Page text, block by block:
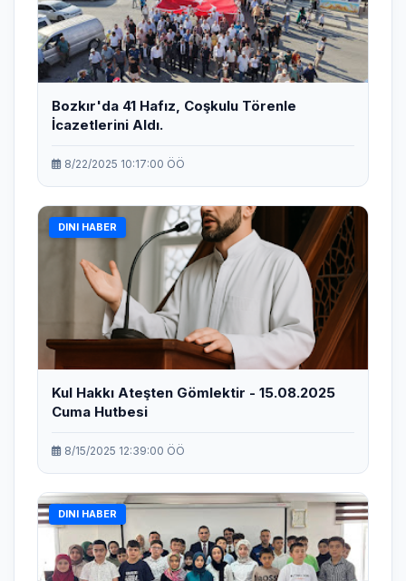
Bozkır'da 41 Hafız, Coşkulu Törenle
İcazetlerini Aldı.
8/22/2025 10:17:00 ÖÖ
DINI HABER
Kul Hakkı Ateşten Gömlektir - 15.08.2025
Cuma Hutbesi
8/15/2025 12:39:00 ÖÖ
DINI HABER